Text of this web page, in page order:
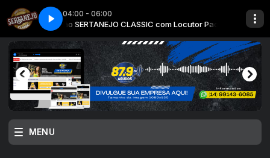
04:00 - 06:00
Padrão SERTANEJO CLASSIC com Locutor Padrão
De Amor Jo㯠Mineiro & Marciano - Crises De Amor
MENU